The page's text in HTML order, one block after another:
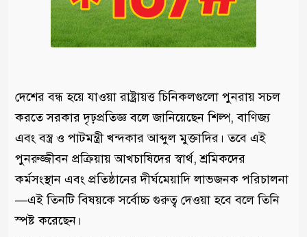
দেশের বন্ধ হয়ে যাওয়া রাষ্ট্রায়ত্ত চিনিকলগুলো পুনরায় সচল
করতে সরকার দৃঢ়প্রতিজ্ঞ বলে জানিয়েছেন শিল্প, বাণিজ্য
এবং বস্ত্র ও পাটমন্ত্রী খন্দকার আব্দুল মুক্তাদির। তবে এই
পুনরুজ্জীবন প্রক্রিয়ায় আখচাষিদের স্বার্থ, শ্রমিকদের
কর্মসংস্থান এবং প্রতিষ্ঠানের দীর্ঘমেয়াদি লাভজনক পরিচালনা
—এই তিনটি বিষয়কে সর্বোচ্চ গুরুত্ব দেওয়া হবে বলে তিনি
স্পষ্ট করেছেন।